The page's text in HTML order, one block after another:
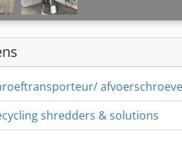
shredders & solutions